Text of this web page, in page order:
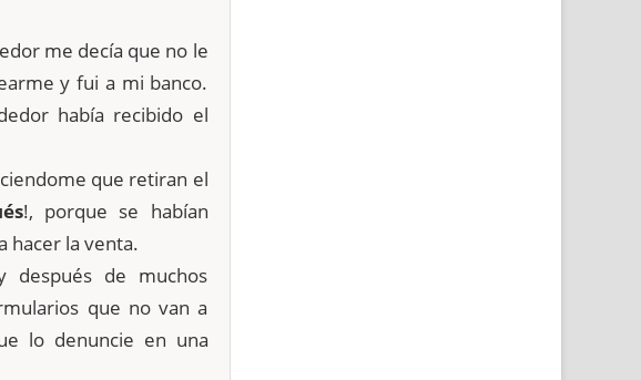
me decía que no le
y fui a mi banco.
había recibido el
que retiran el
!, porque se habían
hacer la venta.
de muchos
que no van a
lo denuncie en una